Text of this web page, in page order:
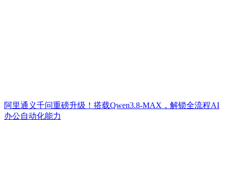
阿里通义千问重磅升级！搭载Qwen3.8-MAX，解锁全流程AI
办公自动化能力